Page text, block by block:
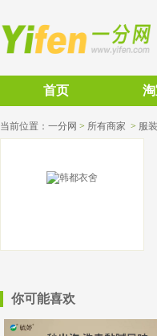
首页
当前位置： 一分网 > 所有商家 > 服
你可能喜欢